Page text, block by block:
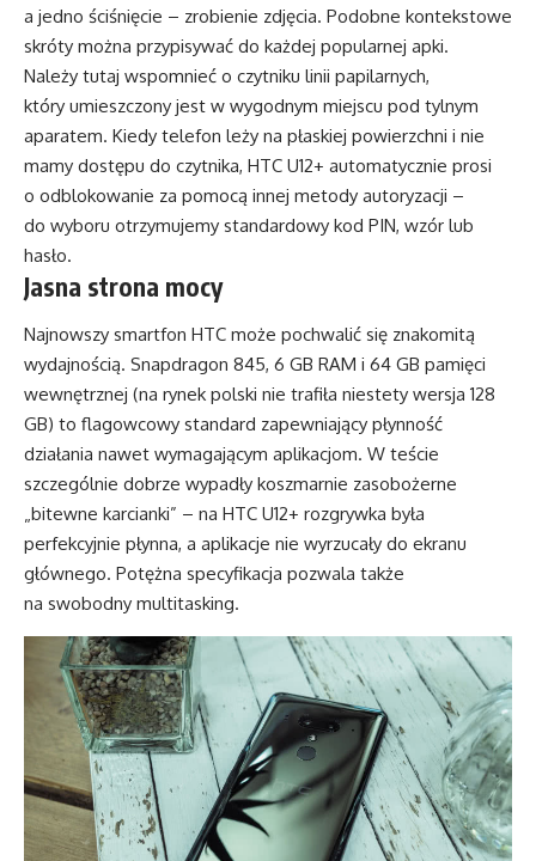
a jedno ściśnięcie – zrobienie zdjęcia. Podobne kontekstowe
skróty można przypisywać do każdej popularnej apki.
Należy tutaj wspomnieć o czytniku linii papilarnych,
który umieszczony jest w wygodnym miejscu pod tylnym
aparatem. Kiedy telefon leży na płaskiej powierzchni i nie
mamy dostępu do czytnika, HTC U12+ automatycznie prosi
o odblokowanie za pomocą innej metody autoryzacji –
do wyboru otrzymujemy standardowy kod PIN, wzór lub
hasło.
Jasna strona mocy
Najnowszy smartfon HTC może pochwalić się znakomitą
wydajnością. Snapdragon 845, 6 GB RAM i 64 GB pamięci
wewnętrznej (na rynek polski nie trafiła niestety wersja 128
GB) to flagowcowy standard zapewniający płynność
działania nawet wymagającym aplikacjom. W teście
szczególnie dobrze wypadły koszmarnie zasobożerne
„bitewne karcianki” – na HTC U12+ rozgrywka była
perfekcyjnie płynna, a aplikacje nie wyrzucały do ekranu
głównego. Potężna specyfikacja pozwala także
na swobodny multitasking.